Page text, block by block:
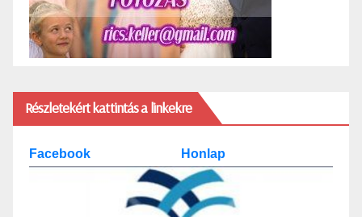
Részletekért kattintás a linkekre
Facebook Honlap